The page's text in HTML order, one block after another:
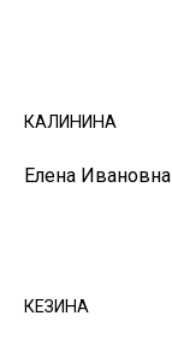
КАЛИНИНА
Елена Ивановна
КЕЗИНА